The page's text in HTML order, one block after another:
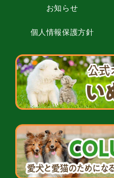
お知らせ
個人情報保護方針